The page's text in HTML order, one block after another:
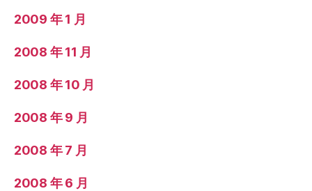
2009 年 1 月
2008 年 11 月
2008 年 10 月
2008 年 9 月
2008 年 7 月
2008 年 6 月